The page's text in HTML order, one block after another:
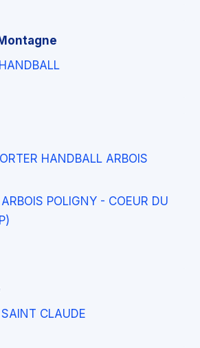
HANDBALL ARBOIS
POLIGNY - COEUR DU
CLAUDE